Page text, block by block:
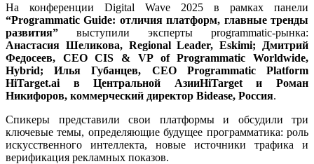
На конференции Digital Wave 2025 в рамках панели
“Programmatic Guide: отличия платформ, главные тренды
развития” выступили эксперты programmatic-рынка:
Анастасия Шеликова, Regional Leader, Eskimi; Дмитрий
Федосеев, CEO CIS & VP of Programmatic Worldwide,
Hybrid; Илья Губанцев, CEO Programmatic Platform
HiTarget.ai в Центральной АзииHiTarget и Роман
Никифоров, коммерческий директор Bidease, Россия.
Спикеры представили свои платформы и обсудили три
ключевые темы, определяющие будущее программатика: роль
искусственного интеллекта, новые источники трафика и
верификация рекламных показов.